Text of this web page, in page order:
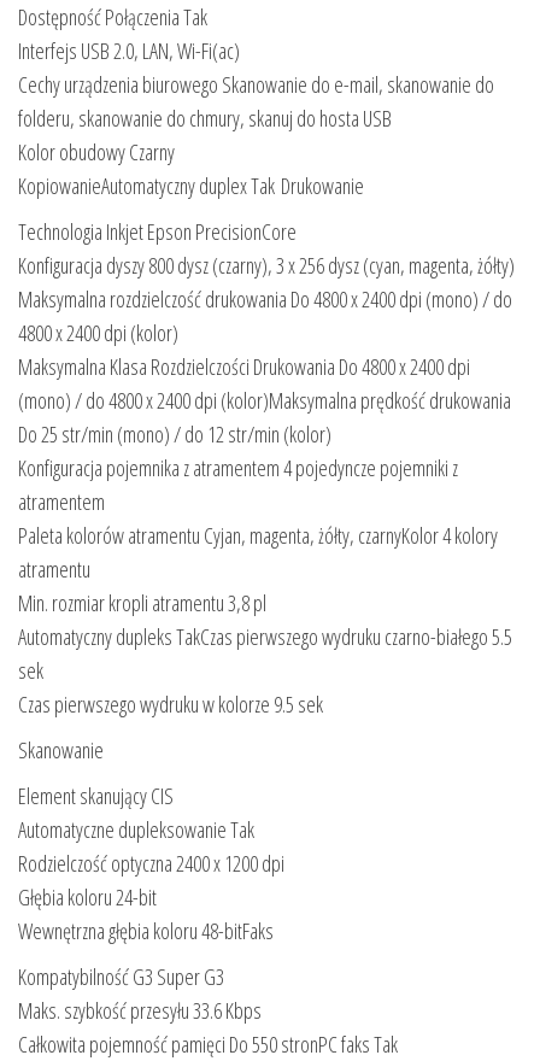
Dostępność Połączenia Tak
Interfejs USB 2.0, LAN, Wi-Fi(ac)
Cechy urządzenia biurowego Skanowanie do e-mail, skanowanie do
folderu, skanowanie do chmury, skanuj do hosta USB
Kolor obudowy Czarny
KopiowanieAutomatyczny duplex Tak Drukowanie
Technologia Inkjet Epson PrecisionCore
Konfiguracja dyszy 800 dysz (czarny), 3 x 256 dysz (cyan, magenta, żółty)
Maksymalna rozdzielczość drukowania Do 4800 x 2400 dpi (mono) / do
4800 x 2400 dpi (kolor)
Maksymalna Klasa Rozdzielczości Drukowania Do 4800 x 2400 dpi
(mono) / do 4800 x 2400 dpi (kolor)Maksymalna prędkość drukowania
Do 25 str/min (mono) / do 12 str/min (kolor)
Konfiguracja pojemnika z atramentem 4 pojedyncze pojemniki z
atramentem
Paleta kolorów atramentu Cyjan, magenta, żółty, czarnyKolor 4 kolory
atramentu
Min. rozmiar kropli atramentu 3,8 pl
Automatyczny dupleks TakCzas pierwszego wydruku czarno-białego 5.5
sek
Czas pierwszego wydruku w kolorze 9.5 sek
Skanowanie
Element skanujący CIS
Automatyczne dupleksowanie Tak
Rodzielczość optyczna 2400 x 1200 dpi
Głębia koloru 24-bit
Wewnętrzna głębia koloru 48-bitFaks
Kompatybilność G3 Super G3
Maks. szybkość przesyłu 33.6 Kbps
Całkowita pojemność pamięci Do 550 stronPC faks Tak